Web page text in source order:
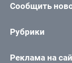
Сообщить
Рубрики
Реклама на